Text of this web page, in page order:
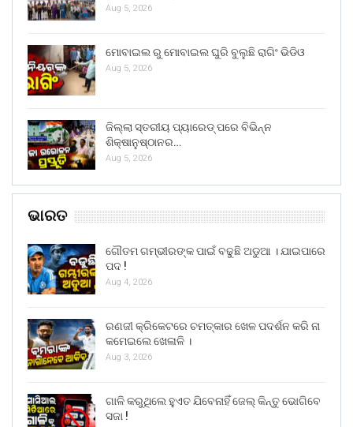
Aug 5, 2026
ମୋବାଇଲ ରୁ ମୋବାଇଲ ଘୁରି ବୁଲୁଛି ରାଗିଂ ଭିଡିଓ
Aug 5, 2026
ଜିଲ୍ଲା ସ୍ତରୀୟ ପ୍ୟାରେଡ୍ ପରେ ବିଭିନ୍ନ
ଶିକ୍ଷାନୁଷ୍ଠାନର…
Aug 5, 2026
ଭାରତ
ଗୌତମ ଗମ୍ଭୀରଙ୍କ ପାଇଁ ବଢୁଛି ଅଡୁଆ । ଯାଇପାରେ
ପଦ !
Aug 4, 2026
ରଣଜୀ କ୍ରିକେଟରେ ଚମତ୍କାର ଖେଳ ପଦର୍ଶନ କରି ନା
କମେଇଲେ ଖେଳାଳି ।
Aug 3, 2026
ଗାଳି କରୁଥିଲେ ହୁଏତ ଯିବେନାହିଁ ଜେଲ୍ କିନ୍ତୁ ଭୋଗିବେ
ସଜା !